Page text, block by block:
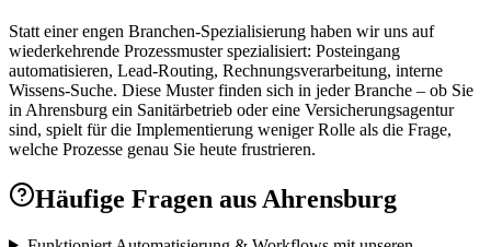
Statt einer engen Branchen-Spezialisierung haben wir uns auf
wiederkehrende Prozessmuster spezialisiert: Posteingang
automatisieren, Lead-Routing, Rechnungsverarbeitung, interne
Wissens-Suche. Diese Muster finden sich in jeder Branche – ob Sie
in Ahrensburg ein Sanitärbetrieb oder eine Versicherungsagentur
sind, spielt für die Implementierung weniger Rolle als die Frage,
welche Prozesse genau Sie heute frustrieren.
Häufige Fragen aus Ahrensburg